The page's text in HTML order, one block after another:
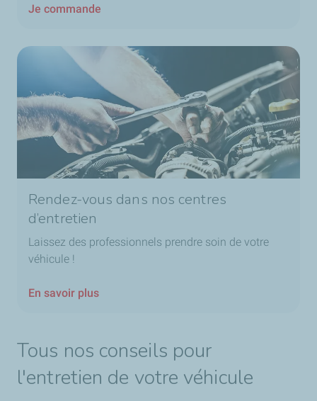
Je commande
Rendez-vous dans nos centres
d’entretien
Laissez des professionnels prendre soin de votre
véhicule !
En savoir plus
Tous nos conseils pour
l'entretien de votre véhicule